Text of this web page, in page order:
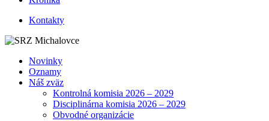
Kontakty
Novinky
Oznamy
Náš zväz
Kontrolná komisia 2026 – 2029
Disciplinárna komisia 2026 – 2029
Obvodné organizácie